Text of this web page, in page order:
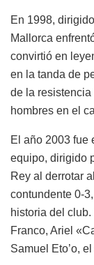
En 1998,
Mallorca
convirtió en
en la tanda de
de la
hombres en el
El año 2003 fue
equipo, dirigido
Rey al derrotar
contundente 0-
historia del
Franco, Ariel
Samuel Eto’o,